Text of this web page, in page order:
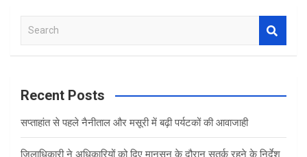
a
c
Recent Posts
सप्ताहांत से पहले नैनीताल और मसूरी में बढ़ी पर्यटकों की आवाजाही
जिलाधिकारी ने अधिकारियों को दिए मानसून के दौरान सतर्क रहने के निर्देश